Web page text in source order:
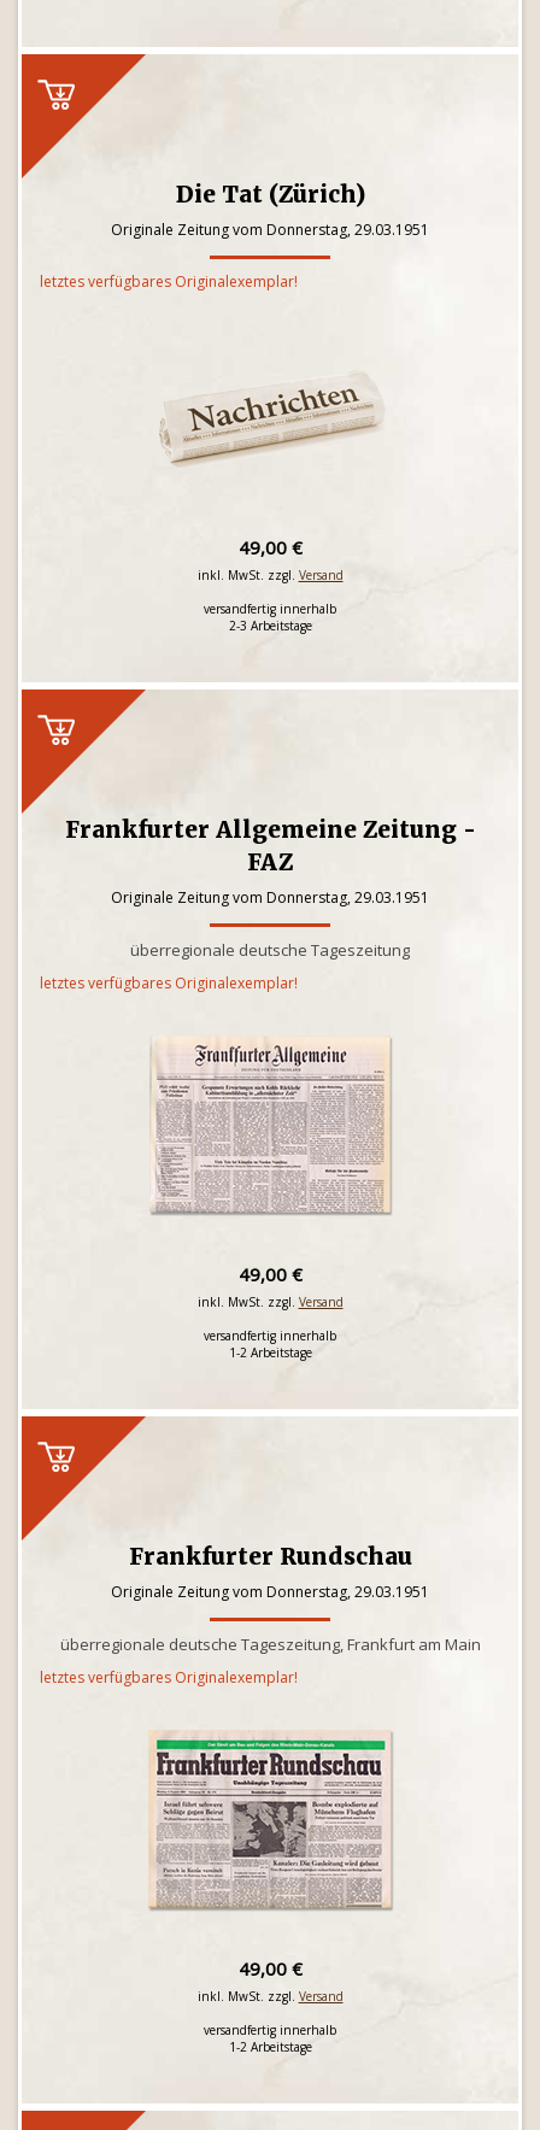
Die Tat (Zürich)
Originale Zeitung vom Donnerstag, 29.03.1951
letztes verfügbares Originalexemplar!
49,00 €
inkl. MwSt. zzgl. Versand
versandfertig innerhalb
2-3 Arbeitstage
Frankfurter Allgemeine Zeitung -
FAZ
Originale Zeitung vom Donnerstag, 29.03.1951
überregionale deutsche Tageszeitung
letztes verfügbares Originalexemplar!
49,00 €
inkl. MwSt. zzgl. Versand
versandfertig innerhalb
1-2 Arbeitstage
Frankfurter Rundschau
Originale Zeitung vom Donnerstag, 29.03.1951
überregionale deutsche Tageszeitung, Frankfurt am Main
letztes verfügbares Originalexemplar!
49,00 €
inkl. MwSt. zzgl. Versand
versandfertig innerhalb
1-2 Arbeitstage